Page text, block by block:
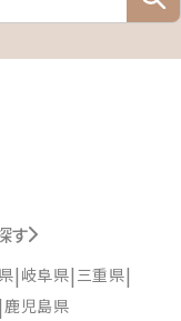
す
岐阜県 三重県
鹿児島県